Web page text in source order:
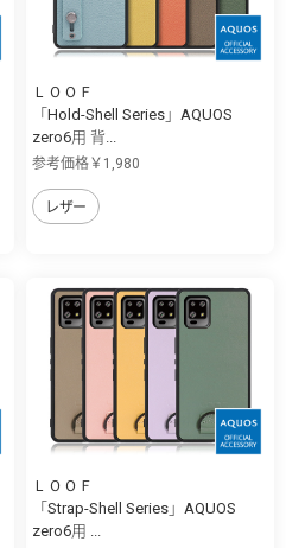
ＬＯＯＦ
「Hold-Shell Series」AQUOS
zero6用 背...
参考価格￥1,980
レザー
ＬＯＯＦ
「Strap-Shell Series」AQUOS
zero6用 ...